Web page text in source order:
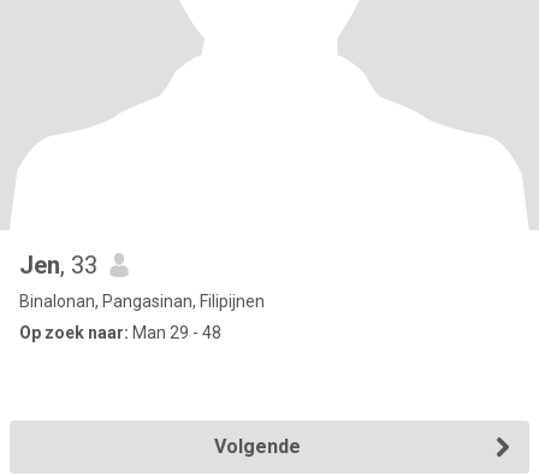
Jen, 33
Binalonan, Pangasinan, Filipijnen
Op zoek naar: Man 29 - 48
Volgende